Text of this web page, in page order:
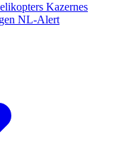
Kazernes
NL-Alert